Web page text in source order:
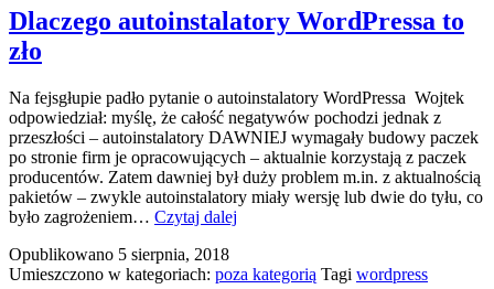
Dlaczego autoinstalatory WordPressa to
zło
Na fejsgłupie padło pytanie o autoinstalatory WordPressa Wojtek
odpowiedział: myślę, że całość negatywów pochodzi jednak z
przeszłości – autoinstalatory DAWNIEJ wymagały budowy paczek
po stronie firm je opracowujących – aktualnie korzystają z paczek
producentów. Zatem dawniej był duży problem m.in. z aktualnością
pakietów – zwykle autoinstalatory miały wersję lub dwie do tyłu, co
było zagrożeniem… Czytaj dalej
to
Opublikowano 5 sierpnia, 2018
Umieszczono w kategoriach: poza kategorią Tagi wordpress